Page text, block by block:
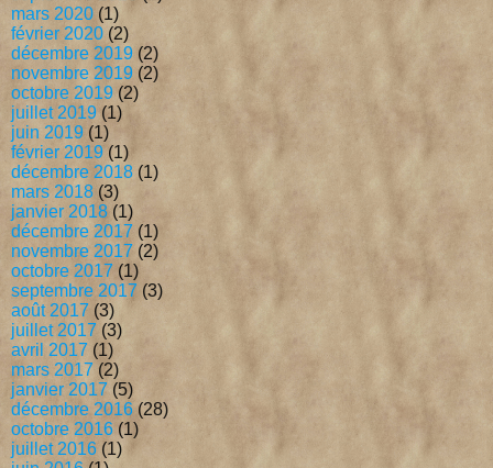
mars 2020 (1)
février 2020 (2)
décembre 2019 (2)
novembre 2019 (2)
octobre 2019 (2)
juillet 2019(1)
juin 2019 (1)
février 2019(1)
décembre 2018 (1)
mars 2018 (3)
janvier 2018 (1)
décembre 2017 (1)
novembre 2017 (2)
octobre 2017 (1)
septembre 2017 (3)
août 2017 (3)
juillet 2017 (3)
avril 2017 (1)
mars 2017 (2)
janvier 2017 (5)
décembre 2016(28)
octobre 2016 (1)
juillet 2016 (1)